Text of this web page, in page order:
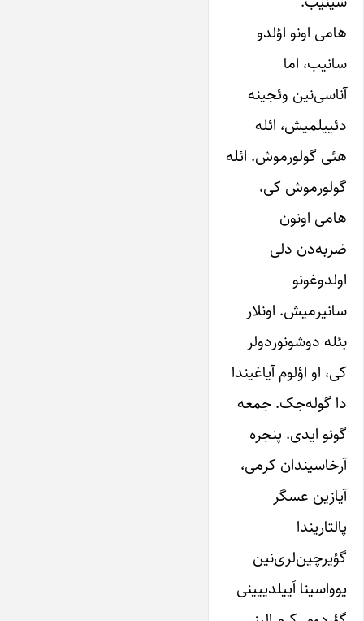
هامی اونو اؤلدو
سانیب، اما
آناسی‌نین وئجینه
دئییلمیش، ائله
هئی گولورموش. ائله
گولورموش کی،
هامی اونون
ضربه‌دن دلی
اولدوغونو
سانیرمیش. اونلار
بئله دوشونوردولر
کی، او اؤلوم آیاغیندا
دا گوله‌جک. جمعه
گونو ایدی. پنجره
آرخاسیندان کرمی،
آیازین عسگر
پالتاریندا
گؤیرچین‌لری‌نین
یوواسینا اَییلدییینی